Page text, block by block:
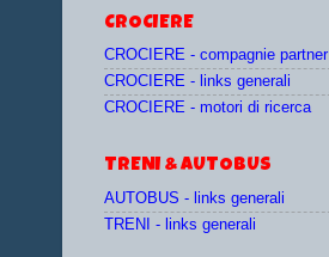
CROCIERE
CROCIERE - compagnie partner
CROCIERE - links generali
CROCIERE - motori di ricerca
TRENI & AUTOBUS
AUTOBUS - links generali
TRENI - links generali